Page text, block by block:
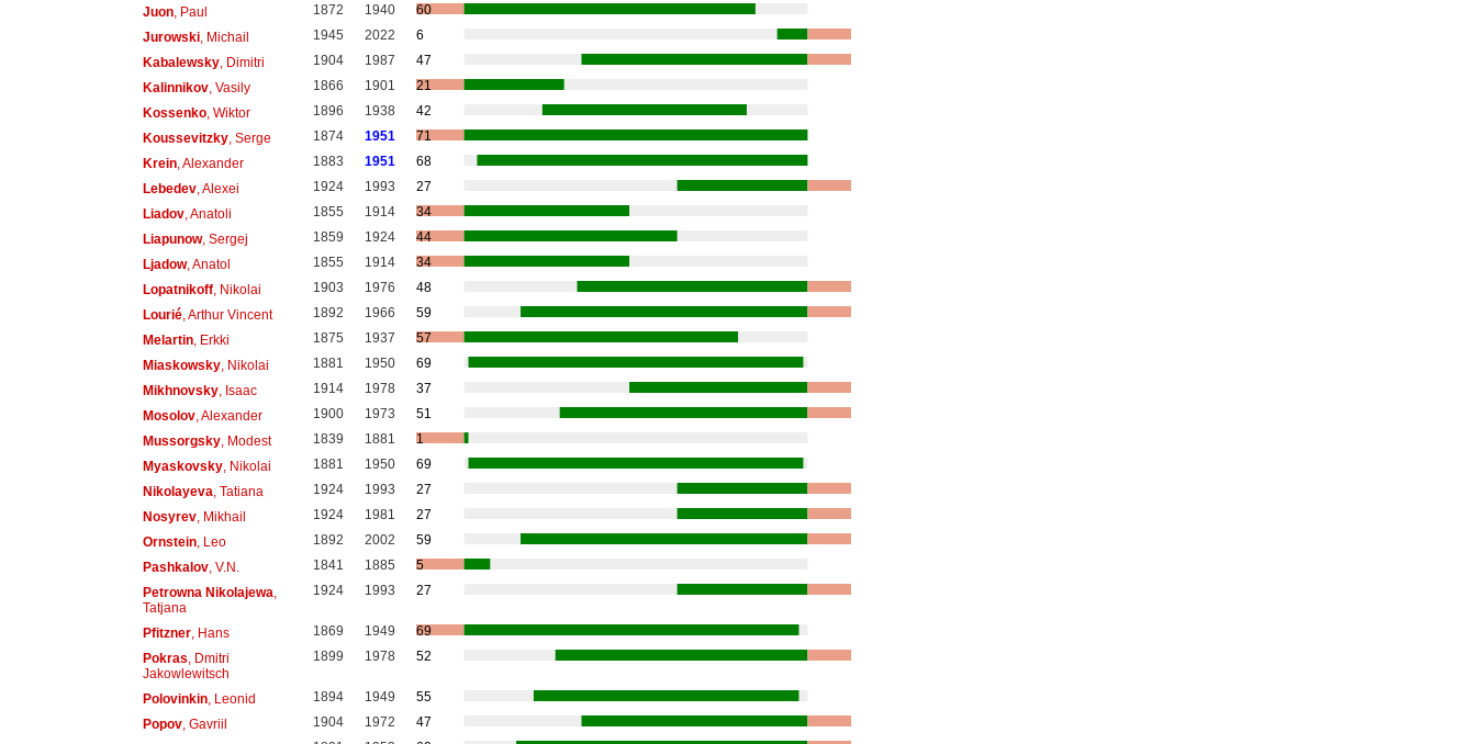
Juon, Paul 1872 1940
60
Jurowski, Michail 1945 2022
6
Kabalewsky, Dimitri 1904 1987
47
Kalinnikov, Vasily 1866 1901
21
Kossenko, Wiktor 1896 1938
42
Koussevitzky, Serge 1874 1951
71
Krein, Alexander 1883 1951
68
Lebedev, Alexei 1924 1993
27
Liadov, Anatoli 1855 1914
34
Liapunow, Sergej 1859 1924
44
Ljadow, Anatol 1855 1914
34
Lopatnikoff, Nikolai 1903 1976
48
Lourié, Arthur Vincent 1892 1966
59
Melartin, Erkki 1875 1937
57
Miaskowsky, Nikolai 1881 1950
69
Mikhnovsky, Isaac 1914 1978
37
Mosolov, Alexander 1900 1973
51
Mussorgsky, Modest 1839 1881
1
Myaskovsky, Nikolai 1881 1950
69
Nikolayeva, Tatiana 1924 1993
27
Nosyrev, Mikhail 1924 1981
27
Ornstein, Leo 1892 2002
59
Pashkalov, V.N. 1841 1885
5
Petrowna Nikolajewa,
Tatjana
1924 1993 27
Pfitzner, Hans 1869 1949
69
Pokras, Dmitri
Jakowlewitsch
1899 1978 52
Polovinkin, Leonid 1894 1949
55
Popov, Gavriil 1904 1972
47